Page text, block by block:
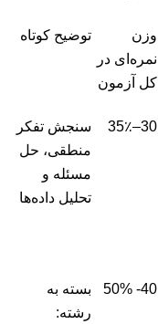
وزن
نمره‌ای در
کل آزمون
توضیح کوتاه
30–35٪
سنجش تفکر
منطقی، حل
مسئله و
تحلیل داده‌ها
40- 50%
بسته به
رشته: